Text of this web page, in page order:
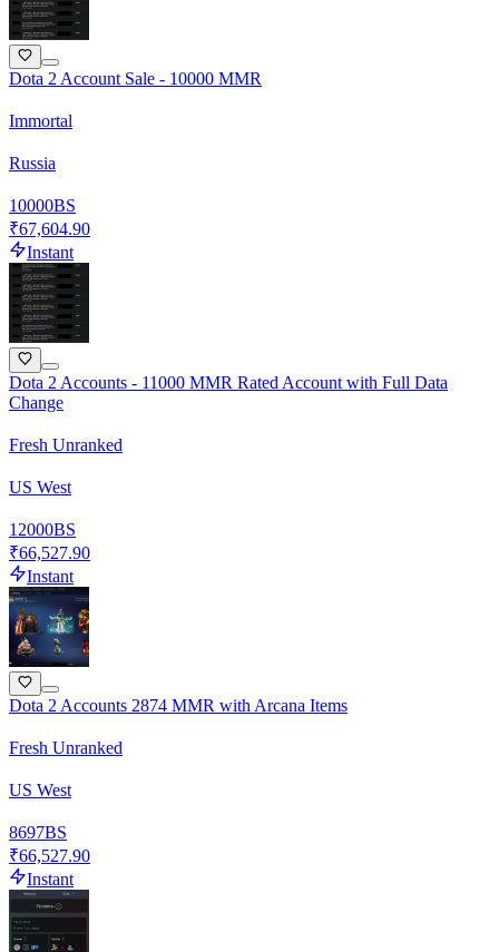
Dota 2 Account Sale - 10000 MMR
Immortal
Russia
10000BS
₹67,604.90
Instant
Dota 2 Accounts - 11000 MMR Rated Account with Full Data
Change
Fresh Unranked
US West
12000BS
₹66,527.90
Instant
Dota 2 Accounts 2874 MMR with Arcana Items
Fresh Unranked
US West
8697BS
₹66,527.90
Instant